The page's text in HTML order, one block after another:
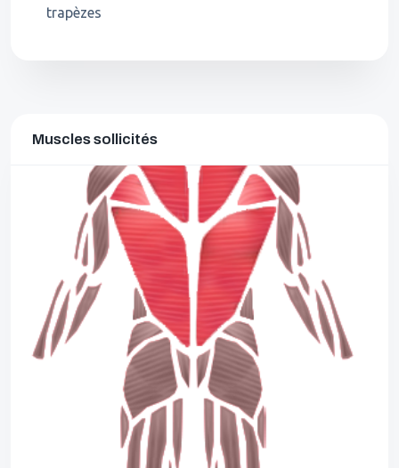
trapèzes
Muscles sollicités